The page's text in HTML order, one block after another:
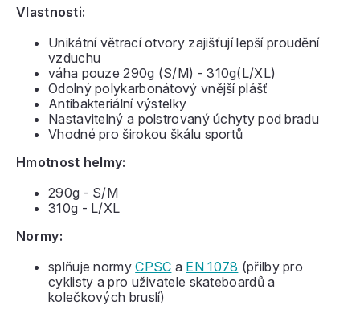
Vlastnosti:
Unikátní větrací otvory zajišťují lepší proudění
vzduchu
váha pouze 290g (S/M) - 310g(L/XL)
Odolný polykarbonátový vnější plášť
Antibakteriální výstelky
Nastavitelný a polstrovaný úchyty pod bradu
Vhodné pro širokou škálu sportů
Hmotnost helmy:
290g - S/M
310g - L/XL
Normy:
splňuje normyCPSC a EN 1078 (přilby pro
cyklisty a pro uživatele skateboardů a
kolečkových bruslí)